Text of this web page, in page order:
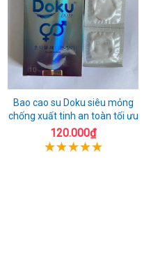
Bao cao su Doku siêu mỏng
chống xuất tinh an toàn tối ưu
120.000₫